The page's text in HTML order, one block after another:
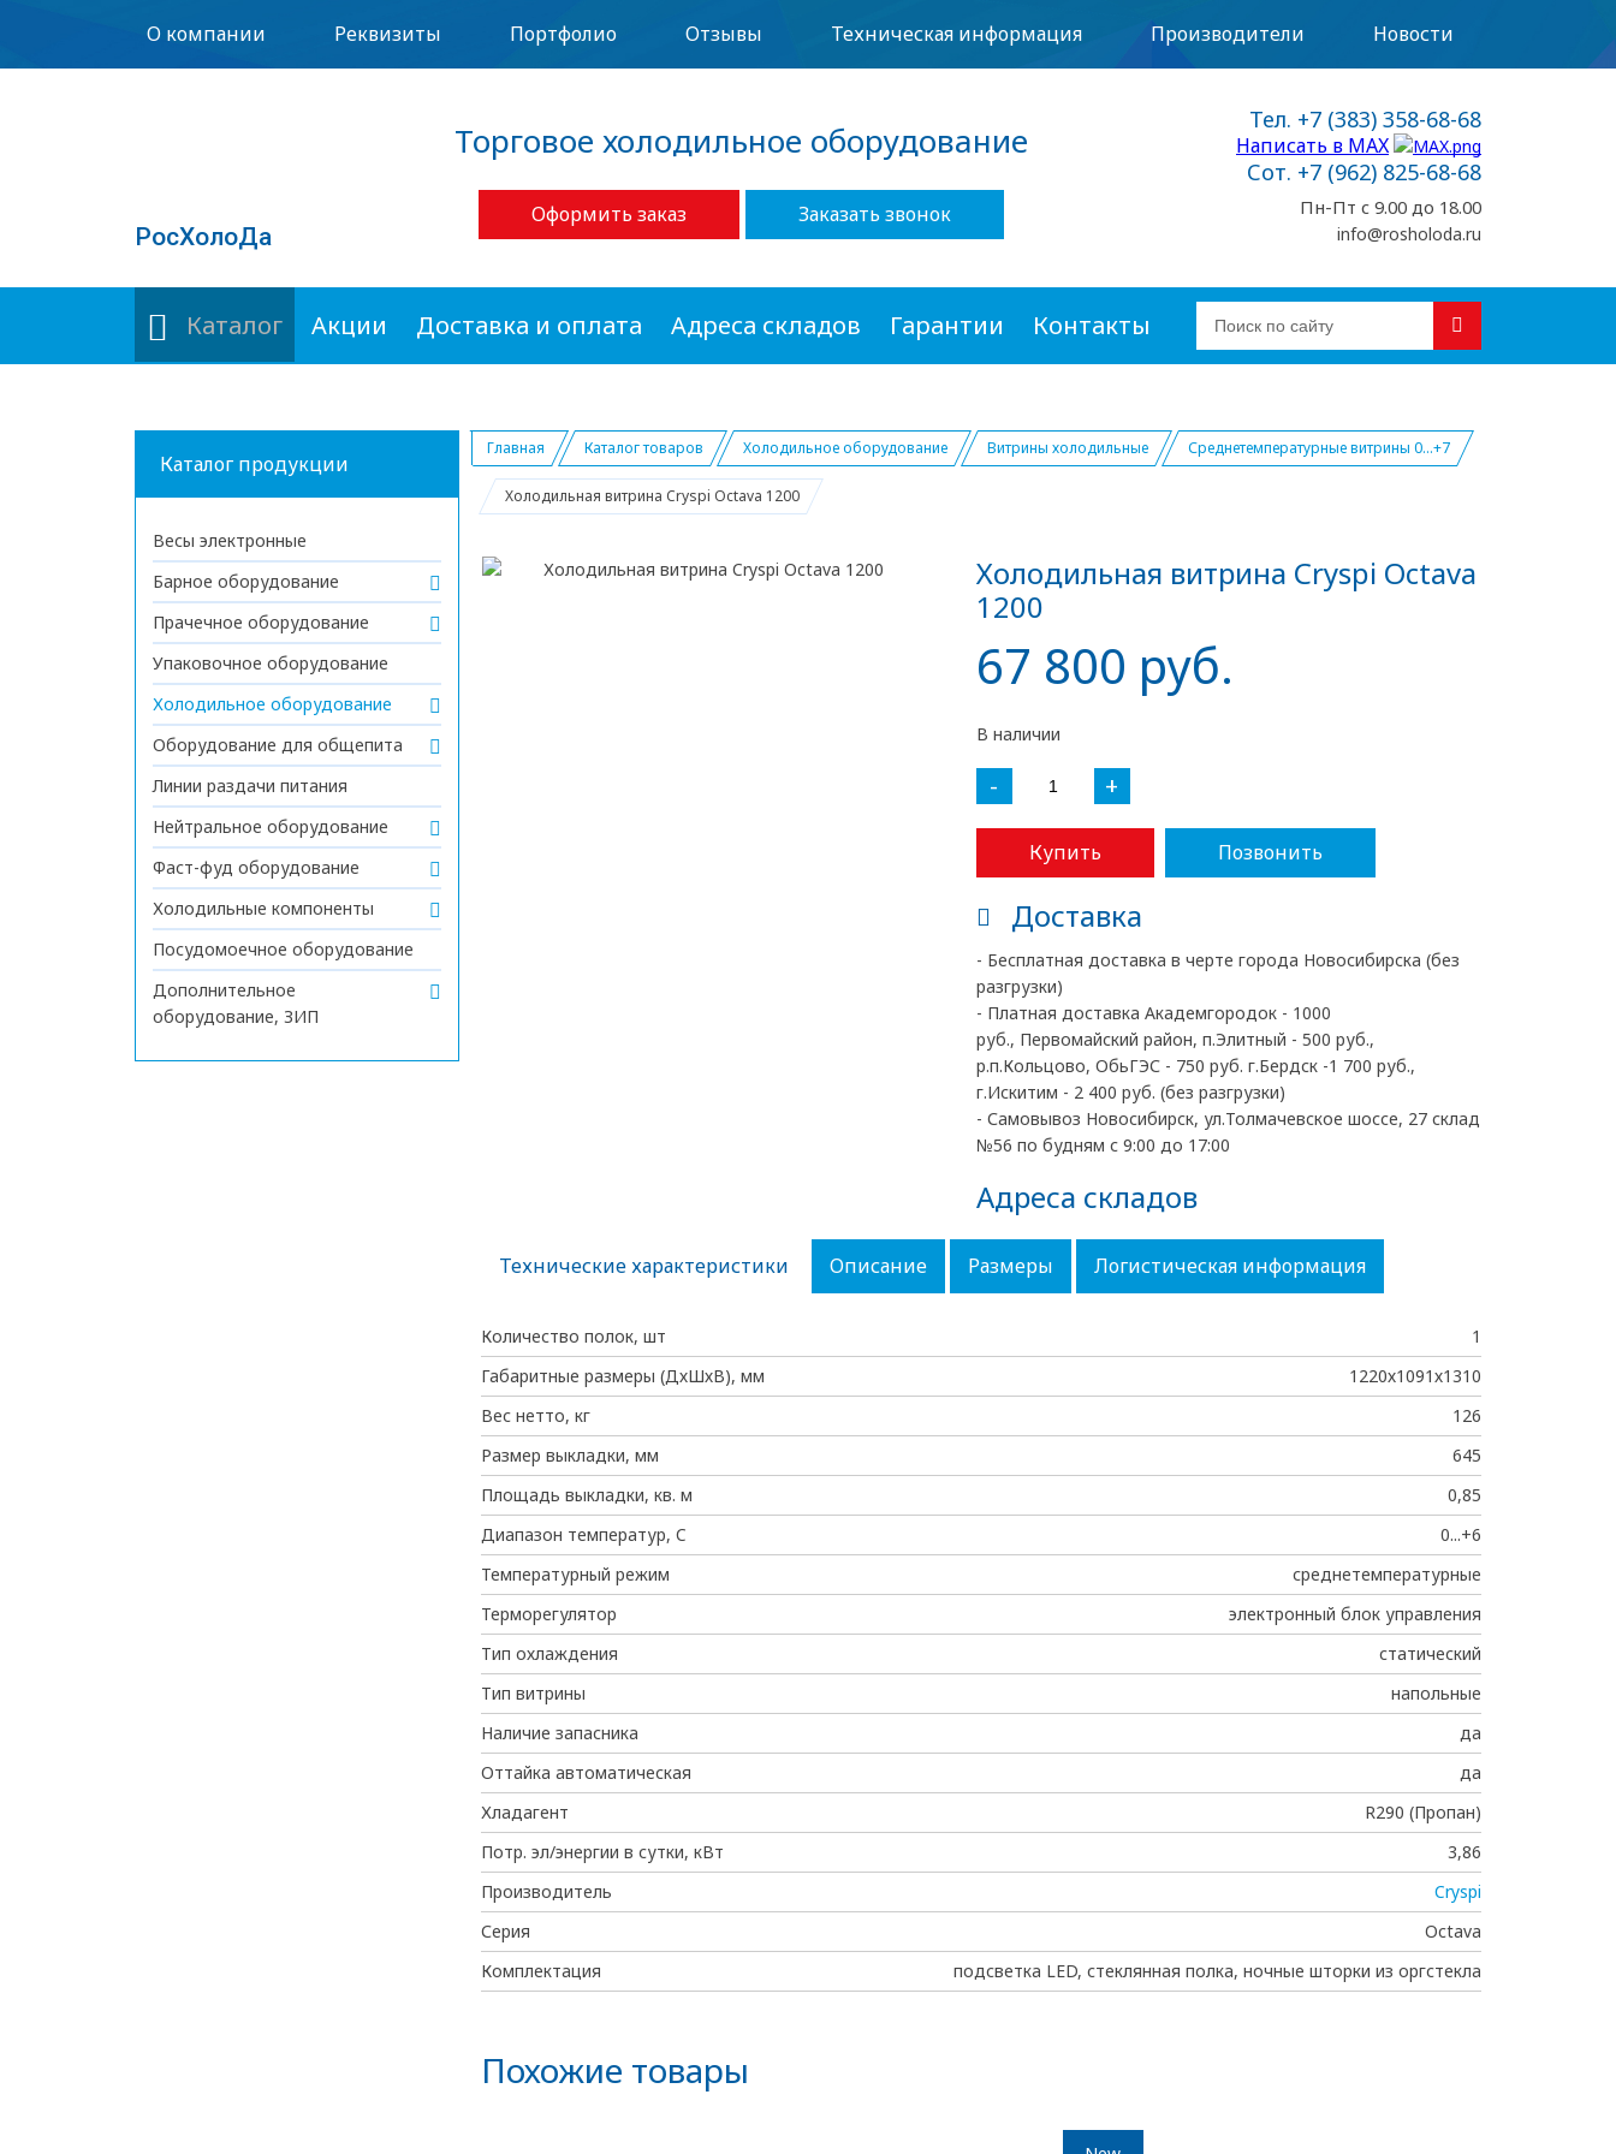
О компании Реквизиты Портфолио Отзывы Техническая информация Производители Новости
РосХолоДа
Торговое холодильное оборудование
Оформить заказ Заказать звонок
Тел. +7 (383) 358-68-68
Написать в MAX
Сот. +7 (962) 825-68-68
Пн-Пт с 9.00 до 18.00
info@rosholoda.ru
Каталог Акции Доставка и оплата Адреса складов Гарантии Контакты
Каталог продукции
Весы электронные
Барное оборудование
Прачечное оборудование
Упаковочное оборудование
Холодильное оборудование
Оборудование для общепита
Линии раздачи питания
Нейтральное оборудование
Фаст-фуд оборудование
Холодильные компоненты
Посудомоечное оборудование
Дополнительное
оборудование, ЗИП
Главная Каталог товаров Холодильное оборудование Витрины холодильные Среднетемпературные витрины 0...+7
Холодильная витрина Cryspi Octava 1200
Холодильная витрина Cryspi Octava
1200
67 800 руб.
В наличии
- +
Купить Позвонить
Доставка
- Бесплатная доставка в черте города Новосибирска (без
разгрузки)
- Платная доставка Академгородок - 1000
руб., Первомайский район, п.Элитный - 500 руб.,
р.п.Кольцово, ОбьГЭС - 750 руб. г.Бердск -1 700 руб.,
г.Искитим - 2 400 руб. (без разгрузки)
- Самовывоз Новосибирск, ул.Толмачевское шоссе, 27 склад
№56 по будням с 9:00 до 17:00
Адреса складов
Технические характеристики Описание Размеры Логистическая информация
Количество полок, шт
1
Габаритные размеры (ДхШхВ), мм
1220х1091х1310
Вес нетто, кг
126
Размер выкладки, мм
645
Площадь выкладки, кв. м
0,85
Диапазон температур, C
0...+6
Температурный режим
среднетемпературные
Терморегулятор
электронный блок управления
Тип охлаждения
статический
Тип витрины
напольные
Наличие запасника
да
Оттайка автоматическая
да
Хладагент
R290 (Пропан)
Потр. эл/энергии в сутки, кВт
3,86
Производитель
Cryspi
Серия
Octava
Комплектация
подсветка LED, стеклянная полка, ночные шторки из оргстекла
Похожие товары